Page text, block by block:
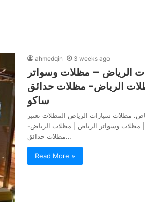
ahmedqin 3 weeks ago
الرياض – مظلات وسواتر
الرياض- مظلات حدائق
ساكو
مظلات سيارات الرياض المظلات تعتبر
مظلات وسواتر الرياض | مظلات الرياض-
مظلات حدائق…
Read More »